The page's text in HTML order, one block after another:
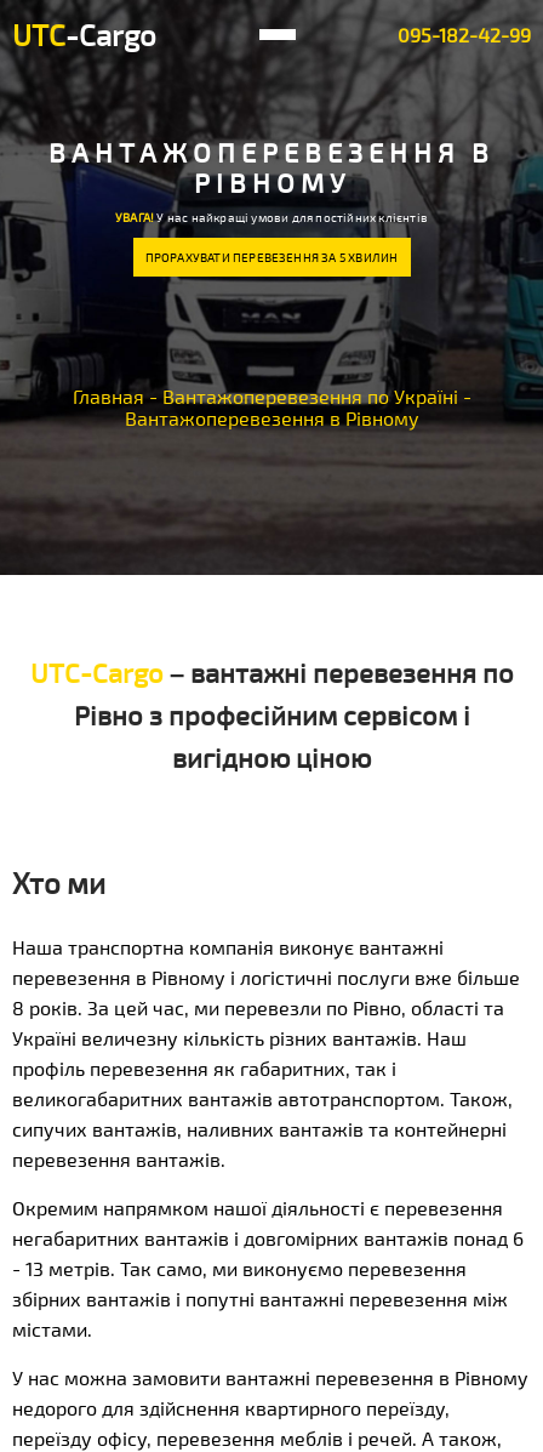
UTC-Cargo 095-182-42-99
ВАНТАЖОПЕРЕВЕЗЕННЯ В
РІВНОМУ
УВАГА!У нас найкращі умови для постійних клієнтів
ПРОРАХУВАТИ ПЕРЕВЕЗЕННЯ ЗА 5 ХВИЛИН
Главная - Вантажоперевезення по Україні -
Вантажоперевезення в Рівному
UTC-Cargo– вантажні перевезення по
Рівно з професійним сервісом і
вигідною ціною
Хто ми
Наша транспортна компанія виконує вантажні
перевезення в Рівному і логістичні послуги вже більше
8 років. За цей час, ми перевезли по Рівно, області та
Україні величезну кількість різних вантажів. Наш
профіль перевезення як габаритних, так і
великогабаритних вантажів автотранспортом. Також,
сипучих вантажів, наливних вантажів та контейнерні
перевезення вантажів.
Окремим напрямком нашої діяльності є перевезення
негабаритних вантажів і довгомірних вантажів понад 6
- 13 метрів. Так само, ми виконуємо перевезення
збірних вантажів і попутні вантажні перевезення між
містами.
У нас можна замовити вантажні перевезення в Рівному
недорого для здійснення квартирного переїзду,
переїзду офісу, перевезення меблів і речей. А також,